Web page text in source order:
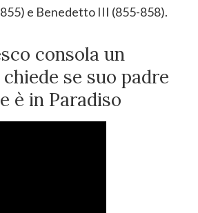
e Benedetto III (855-858).
consola un
se suo padre
è in Paradiso